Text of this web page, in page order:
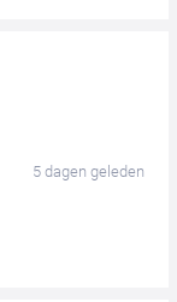
5 dagen geleden